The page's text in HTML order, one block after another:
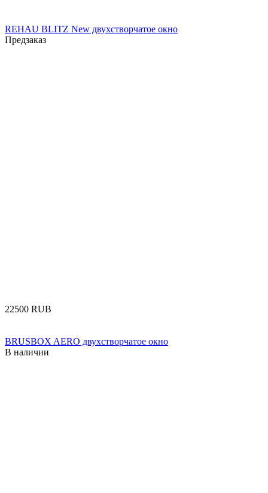
REHAU BLITZ New двухстворчатое окно
Предзаказ
‍22500‍ RUB
BRUSBOX AERO двухстворчатое окно
В наличии